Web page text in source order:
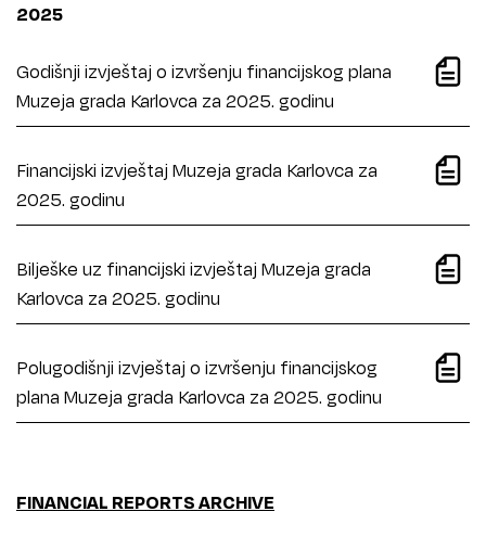
2025
Godišnji izvještaj o izvršenju financijskog plana
Muzeja grada Karlovca za 2025. godinu
Financijski izvještaj Muzeja grada Karlovca za
2025. godinu
Bilješke uz financijski izvještaj Muzeja grada
Karlovca za 2025. godinu
Polugodišnji izvještaj o izvršenju financijskog
plana Muzeja grada Karlovca za 2025. godinu
FINANCIAL REPORTS ARCHIVE